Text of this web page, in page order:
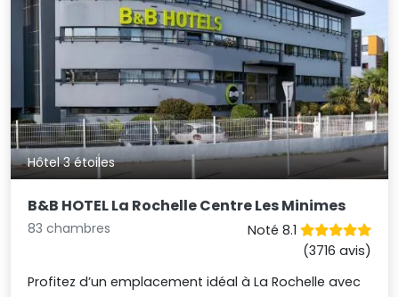
Hôtel 3 étoiles
B&B HOTEL La Rochelle Centre Les Minimes
83 chambres
Noté 8.1
(3716 avis)
Profitez d’un emplacement idéal à La Rochelle avec